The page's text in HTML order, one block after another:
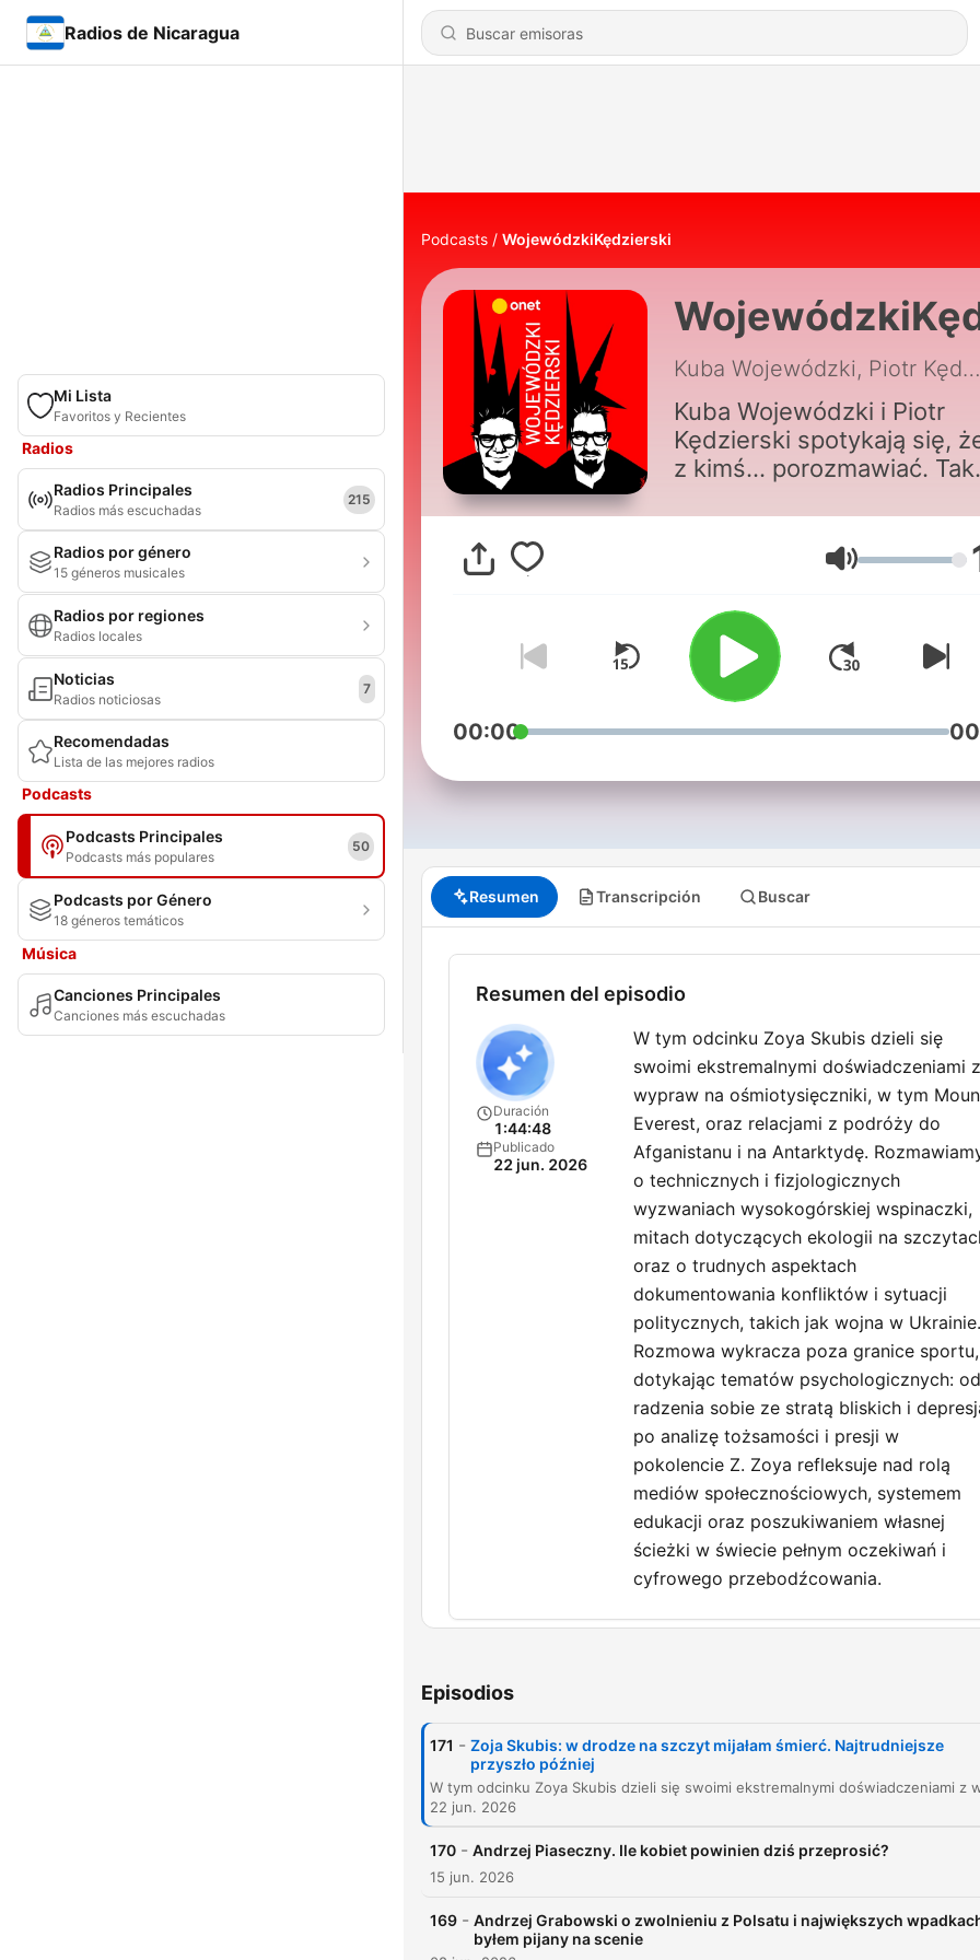
Radios de Nicaragua
Mi Lista
Favoritos y Recientes
Radios
Radios Principales
Radios más escuchadas
215
Radios por género
15 géneros musicales
Radios por regiones
Radios locales
Noticias
Radios noticiosas
7
Recomendadas
Lista de las mejores radios
Podcasts
Podcasts Principales
Podcasts más populares
50
Podcasts por Género
18 géneros temáticos
Música
Canciones Principales
Canciones más escuchadas
Podcasts WojewódzkiKędzierski
Kuba Wojewódzki, Piotr Kędzierski
Kuba Wojewódzki i Piotr
Kędzierski spotykają się,
z kimś... porozmawiać. Tak
znasz, posłuchaj.
cię. Nowe odcinki w
Volumen
00:00
Resumen Transcripción Buscar
Resumen del episodio
Duración
1:44:48
Publicado
22 jun. 2026
W tym odcinku Zoya Skubis dzieli się
swoimi ekstremalnymi doświadczeniami z
wypraw na ośmiotysięczniki, w tym
Everest, oraz relacjami z podróży do
Afganistanu i na Antarktydę.
o technicznych i fizjologicznych
wyzwaniach wysokogórskiej wspinaczki,
mitach dotyczących ekologii na
oraz o trudnych aspektach
dokumentowania konfliktów i sytuacji
politycznych, takich jak wojna w Ukrainie.
Rozmowa wykracza poza granice sportu,
dotykając tematów psychologicznych: od
radzenia sobie ze stratą bliskich i
po analizę tożsamości i presji w
pokolencie Z. Zoya refleksuje nad rolą
mediów społecznościowych, systemem
edukacji oraz poszukiwaniem własnej
ścieżki w świecie pełnym oczekiwań i
cyfrowego przebodźcowania.
00:14:59
00:16:52 Od pomysłu do finansowania
00:20:58 Psychologia przetrwania w górach
00:31:17
00:33:35
Fenomen i trudne emocje w mediach
społecznościowych
Episodios
171 - Zoja Skubis: w drodze na szczyt mijałam śmierć. Najtrudniejsze
przyszło później
22 jun. 2026
170 - Andrzej Piaseczny. Ile kobiet powinien dziś przeprosić?
15 jun. 2026
169 - Andrzej Grabowski o zwolnieniu z Polsatu i największych
byłem pijany na scenie